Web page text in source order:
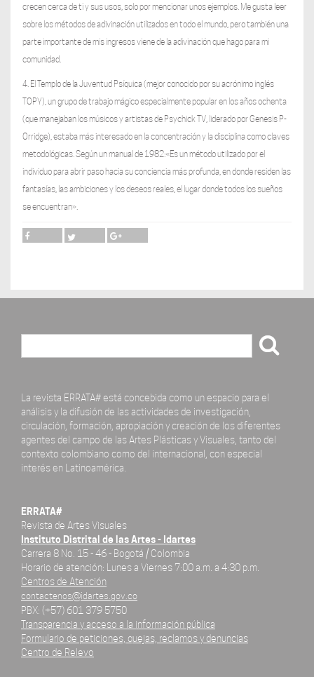
crecen cerca de ti y sus usos, solo por mencionar unos ejemplos. Me gusta leer
sobre los métodos de adivinación utilizados en todo el mundo, pero también una
parte importante de mis ingresos viene de la adivinación que hago para mi
comunidad.
4. El Templo de la Juventud Psíquica (mejor conocido por su acrónimo inglés
TOPY), un grupo de trabajo mágico especialmente popular en los años ochenta
(que manejaban los músicos y artistas de Psychick TV, liderado por Genesis P-
Orridge), estaba más interesado en la concentración y la disciplina como claves
metodológicas. Según un manual de 1982:«Es un método utilizado por el
individuo para abrir paso hacia su conciencia más profunda, en donde residen las
fantasías, las ambiciones y los deseos reales, el lugar donde todos los sueños
se encuentran».
La revista ERRATA# está concebida como un espacio para el
análisis y la difusión de las actividades de investigación,
circulación, formación, apropiación y creación de los diferentes
agentes del campo de las Artes Plásticas y Visuales, tanto del
contexto colombiano como del internacional, con especial
interés en Latinoamérica.
ERRATA#
Revista de Artes Visuales
Instituto Distrital de las Artes - Idartes
Carrera 8 No. 15 - 46 - Bogotá / Colombia
Horario de atención: Lunes a Viernes 7:00 a.m. a 4:30 p.m.
Centros de Atención
contactenos@idartes.gov.co
PBX: (+57) 601 379 5750
Transparencia y acceso a la información pública
Formulario de peticiones, quejas, reclamos y denuncias
Centro de Relevo